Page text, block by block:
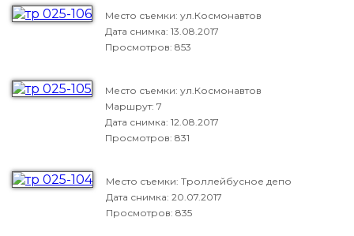
Место съемки: ул.Космонавтов
Дата снимка: 13.08.2017
Просмотров: 853
Место съемки: ул.Космонавтов
Маршрут: 7
Дата снимка: 12.08.2017
Просмотров: 831
Место съемки: Троллейбусное депо
Дата снимка: 20.07.2017
Просмотров: 835